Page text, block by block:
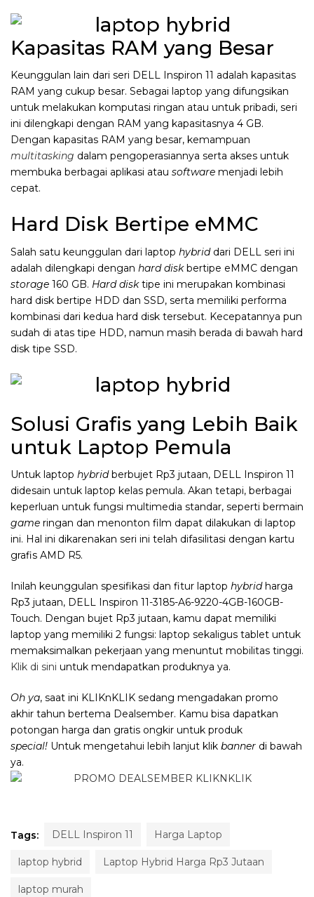
Kapasitas RAM yang Besar
Keunggulan lain dari seri DELL Inspiron 11 adalah kapasitas
RAM yang cukup besar. Sebagai laptop yang difungsikan
untuk melakukan komputasi ringan atau untuk pribadi, seri
ini dilengkapi dengan RAM yang kapasitasnya 4 GB.
Dengan kapasitas RAM yang besar, kemampuan
multitasking dalam pengoperasiannya serta akses untuk
membuka berbagai aplikasi atau software menjadi lebih
cepat.
Hard Disk Bertipe eMMC
Salah satu keunggulan dari laptop hybriddari DELL seri ini
adalah dilengkapi dengan hard diskbertipe eMMC dengan
storage 160 GB. Hard disktipe ini merupakan kombinasi
hard disk bertipe HDD dan SSD, serta memiliki performa
kombinasi dari kedua hard disk tersebut. Kecepatannya pun
sudah di atas tipe HDD, namun masih berada di bawah hard
disk tipe SSD.
Solusi Grafis yang Lebih Baik
untuk Laptop Pemula
Untuk laptop hybridberbujet Rp3 jutaan, DELL Inspiron 11
didesain untuk laptop kelas pemula. Akan tetapi, berbagai
keperluan untuk fungsi multimedia standar, seperti bermain
game ringan dan menonton film dapat dilakukan di laptop
ini. Hal ini dikarenakan seri ini telah difasilitasi dengan kartu
grafis AMD R5.
Inilah keunggulan spesifikasi dan fitur laptop hybridharga
Rp3 jutaan, DELL Inspiron 11-3185-A6-9220-4GB-160GB-
Touch. Dengan bujet Rp3 jutaan, kamu dapat memiliki
laptop yang memiliki 2 fungsi: laptop sekaligus tablet untuk
memaksimalkan pekerjaan yang menuntut mobilitas tinggi.
Klik di sini untuk mendapatkan produknya ya.
Oh ya, saat ini KLIKnKLIK sedang mengadakan promo
akhir tahun bertema Dealsember. Kamu bisa dapatkan
potongan harga dan gratis ongkir untuk produk
special! Untuk mengetahui lebih lanjut klik banner di bawah
ya.
Tags: DELL Inspiron 11 Harga Laptop
laptop hybrid Laptop Hybrid Harga Rp3 Jutaan
laptop murah